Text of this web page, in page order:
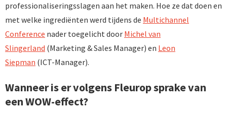
professionaliseringsslagen aan het maken. Hoe ze dat doen en
met welke ingrediënten werd tijdens de Multichannel
Conference nader toegelicht door Michel van
Slingerland (Marketing & Sales Manager) en Leon
Siepman (ICT-Manager).
Wanneer is er volgens Fleurop sprake van
een WOW-effect?